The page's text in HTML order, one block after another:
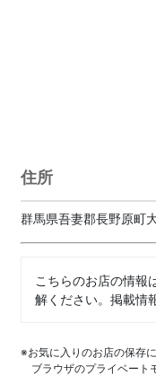
住所
群馬県吾妻郡長野原町
こちらのお店の情報
解ください。掲載情
※お気に入りのお店の保存に
ブラウザのプライベート